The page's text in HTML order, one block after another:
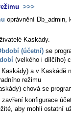
>>>
oprávnění Db_admin,
Kaskády.
(účetní) se
(velkého i dílčího)
a v Kaskádě
režimu
chová se
konfigurace
aby mohli ostatní